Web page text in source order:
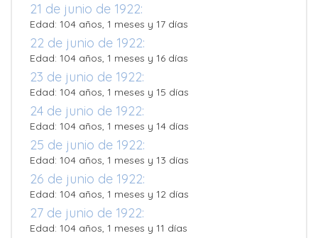
21 de junio de 1922:
Edad: 104 años, 1 meses y 17 días
22 de junio de 1922:
Edad: 104 años, 1 meses y 16 días
23 de junio de 1922:
Edad: 104 años, 1 meses y 15 días
24 de junio de 1922:
Edad: 104 años, 1 meses y 14 días
25 de junio de 1922:
Edad: 104 años, 1 meses y 13 días
26 de junio de 1922:
Edad: 104 años, 1 meses y 12 días
27 de junio de 1922:
Edad: 104 años, 1 meses y 11 días